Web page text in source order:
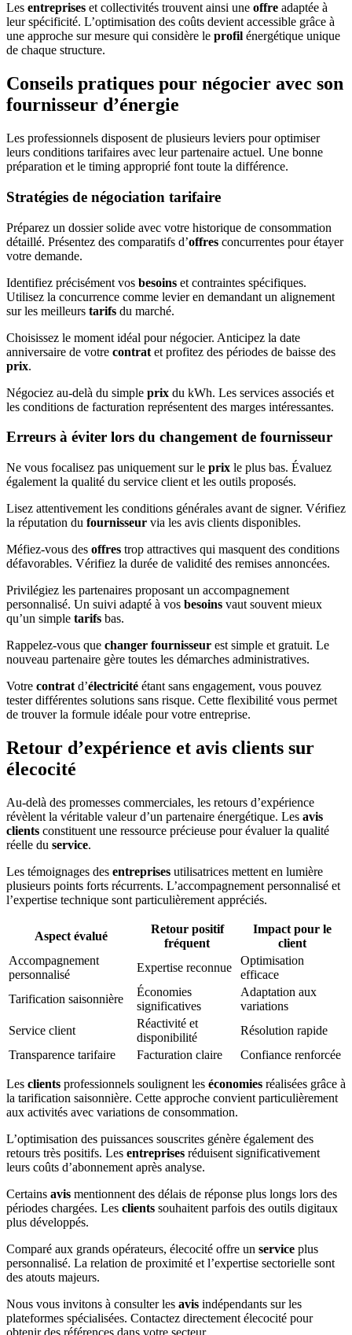
Les entreprises et collectivités trouvent ainsi une offre adaptée à
leur spécificité. L’optimisation des coûts devient accessible grâce à
une approche sur mesure qui considère le profil énergétique unique
de chaque structure.
Conseils pratiques pour négocier avec son
fournisseur d’énergie
Les professionnels disposent de plusieurs leviers pour optimiser
leurs conditions tarifaires avec leur partenaire actuel. Une bonne
préparation et le timing approprié font toute la différence.
Stratégies de négociation tarifaire
Préparez un dossier solide avec votre historique de consommation
détaillé. Présentez des comparatifs d’offres concurrentes pour étayer
votre demande.
Identifiez précisément vos besoins et contraintes spécifiques.
Utilisez la concurrence comme levier en demandant un alignement
sur les meilleurs tarifs du marché.
Choisissez le moment idéal pour négocier. Anticipez la date
anniversaire de votre contrat et profitez des périodes de baisse des
prix.
Négociez au-delà du simple prix du kWh. Les services associés et
les conditions de facturation représentent des marges intéressantes.
Erreurs à éviter lors du changement de fournisseur
Ne vous focalisez pas uniquement sur le prix le plus bas. Évaluez
également la qualité du service client et les outils proposés.
Lisez attentivement les conditions générales avant de signer. Vérifiez
la réputation du fournisseur via les avis clients disponibles.
Méfiez-vous des offres trop attractives qui masquent des conditions
défavorables. Vérifiez la durée de validité des remises annoncées.
Privilégiez les partenaires proposant un accompagnement
personnalisé. Un suivi adapté à vos besoins vaut souvent mieux
qu’un simple tarifs bas.
Rappelez-vous que changer fournisseur est simple et gratuit. Le
nouveau partenaire gère toutes les démarches administratives.
Votre contrat d’électricité étant sans engagement, vous pouvez
tester différentes solutions sans risque. Cette flexibilité vous permet
de trouver la formule idéale pour votre entreprise.
Retour d’expérience et avis clients sur
élecocité
Au-delà des promesses commerciales, les retours d’expérience
révèlent la véritable valeur d’un partenaire énergétique. Les avis
clients constituent une ressource précieuse pour évaluer la qualité
réelle du service.
Les témoignages des entreprises utilisatrices mettent en lumière
plusieurs points forts récurrents. L’accompagnement personnalisé et
l’expertise technique sont particulièrement appréciés.
Aspect évalué
Retour positif
fréquent
Impact pour le
client
Accompagnement
personnalisé
Expertise reconnue
Optimisation
efficace
Tarification saisonnière
Économies
significatives
Adaptation aux
variations
Service client
Réactivité et
disponibilité
Résolution rapide
Transparence tarifaire
Facturation claire Confiance renforcée
Les clients professionnels soulignent les économies réalisées grâce à
la tarification saisonnière. Cette approche convient particulièrement
aux activités avec variations de consommation.
L’optimisation des puissances souscrites génère également des
retours très positifs. Les entreprises réduisent significativement
leurs coûts d’abonnement après analyse.
Certains avis mentionnent des délais de réponse plus longs lors des
périodes chargées. Les clients souhaitent parfois des outils digitaux
plus développés.
Comparé aux grands opérateurs, élecocité offre un service plus
personnalisé. La relation de proximité et l’expertise sectorielle sont
des atouts majeurs.
Nous vous invitons à consulter les avis indépendants sur les
plateformes spécialisées. Contactez directement élecocité pour
obtenir des références dans votre secteur.